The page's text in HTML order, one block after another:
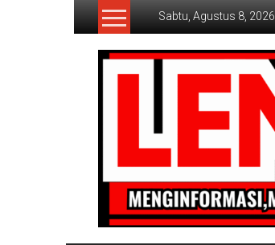
Lompat
Sabtu, Agustus 8, 2026
Lensaaktual